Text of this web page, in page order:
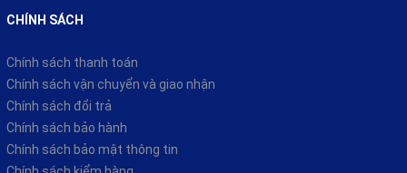
3 . Động cơ mạnh mẽ – Siêu tiết kiệm xăng
Trang bị động cơ xăng 4 thì 49,5cc –
suất vừa đủ, vận hànhêm ái, bền bỉ, ổn định ở tốc độ 40–
50km/h. Tiết kiệm nhiên liệu –
CHÍNH SÁCH
Chính sách thanh toán
Chính sách vận chuyển và giao nhận
Chính sách đổi trả
Chính sách bảo hành
Chính sách bảo mật thông tin